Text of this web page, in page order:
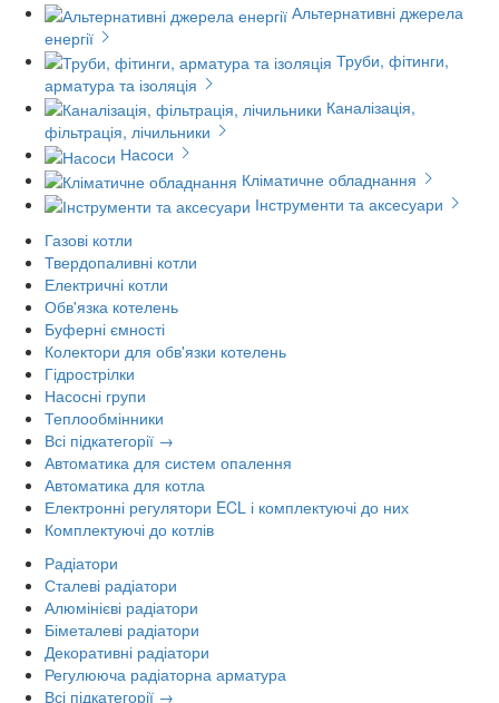
Альтернативні джерела
енергії
Труби, фітинги,
арматура та ізоляція
Каналізація,
фільтрація, лічильники
Насоси
Кліматичне обладнання
Інструменти та аксесуари
Газові котли
Твердопаливні котли
Електричні котли
Обв'язка котелень
Буферні ємності
Колектори для обв'язки котелень
Гідрострілки
Насосні групи
Теплообмінники
Всі підкатегорії →
Автоматика для систем опалення
Автоматика для котла
Електронні регулятори ECL і комплектуючі до них
Комплектуючі до котлів
Радіатори
Сталеві радіатори
Алюмінієві радіатори
Біметалеві радіатори
Декоративні радіатори
Регулююча радіаторна арматура
Всі підкатегорії →